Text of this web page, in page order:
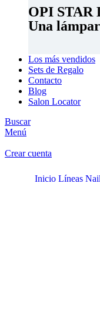
OPI STAR
Una
Los más vendidos
Sets de Regalo
Contacto
Blog
Salon Locator
Buscar
Menú
Crear cuenta
Inicio Líneas